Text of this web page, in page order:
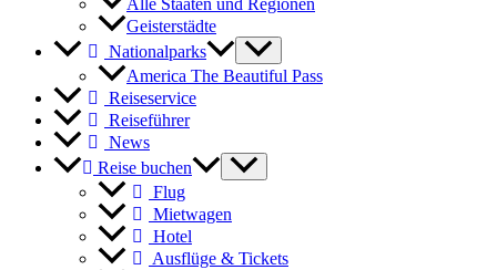
Geisterstädte
Nationalparks
America The Beautiful Pass
Reiseservice
Reiseführer
News
Reise buchen
Flug
Mietwagen
Hotel
Ausflüge & Tickets